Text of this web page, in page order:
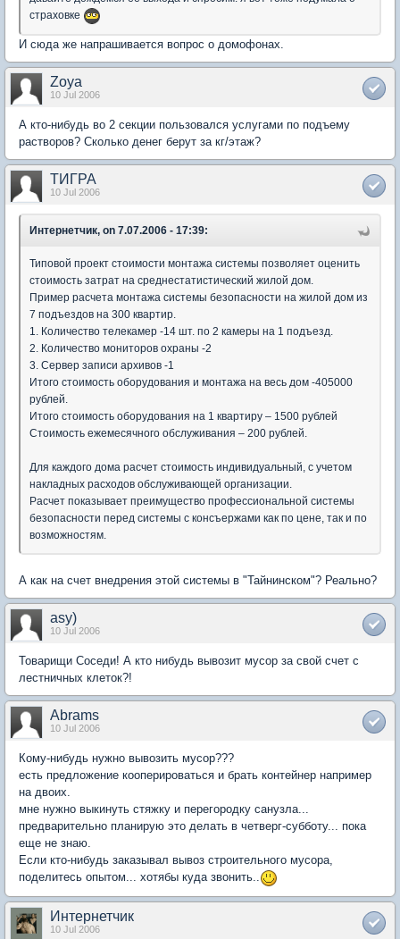
страховке
И сюда же напрашивается вопрос о домофонах.
Zoya
10 Jul 2006
А кто-нибудь во 2 секции пользовался услугами по подъему
растворов? Сколько денег берут за кг/этаж?
ТИГРА
10 Jul 2006
Интернетчик, on 7.07.2006 - 17:39:
Типовой проект стоимости монтажа системы позволяет оценить
стоимость затрат на среднестатистический жилой дом.
Пример расчета монтажа системы безопасности на жилой дом из
7 подъездов на 300 квартир.
1. Количество телекамер -14 шт. по 2 камеры на 1 подъезд.
2. Количество мониторов охраны -2
3. Сервер записи архивов -1
Итого стоимость оборудования и монтажа на весь дом -405000
рублей.
Итого стоимость оборудования на 1 квартиру – 1500 рублей
Стоимость ежемесячного обслуживания – 200 рублей.
Для каждого дома расчет стоимость индивидуальный, с учетом
накладных расходов обслуживающей организации.
Расчет показывает преимущество профессиональной системы
безопасности перед системы с консъержами как по цене, так и по
возможностям.
А как на счет внедрения этой системы в "Тайнинском"? Реально?
asy)
10 Jul 2006
Товарищи Соседи! А кто нибудь вывозит мусор за свой счет с
лестничных клеток?!
Abrams
10 Jul 2006
Кому-нибудь нужно вывозить мусор???
есть предложение кооперироваться и брать контейнер например
на двоих.
мне нужно выкинуть стяжку и перегородку санузла...
предварительно планирую это делать в четверг-субботу... пока
еще не знаю.
Если кто-нибудь заказывал вывоз строительного мусора,
поделитесь опытом... хотябы куда звонить..
Интернетчик
10 Jul 2006